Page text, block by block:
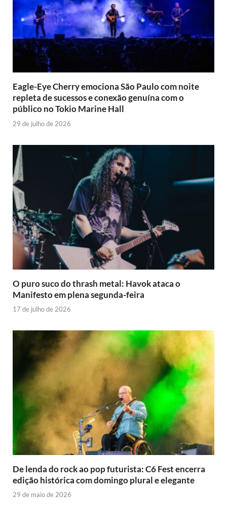
Eagle-Eye Cherry emociona São Paulo com noite
repleta de sucessos e conexão genuína com o
público no Tokio Marine Hall
29 de julho de 2026
O puro suco do thrash metal: Havok ataca o
Manifesto em plena segunda-feira
17 de julho de 2026
De lenda do rock ao pop futurista: C6 Fest encerra
edição histórica com domingo plural e elegante
29 de maio de 2026